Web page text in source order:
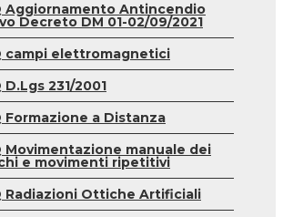
Aggiornamento Antincendio
Decreto DM 01-02/09/2021
campi elettromagnetici
D.Lgs 231/2001
Formazione a Distanza
Movimentazione manuale dei
e movimenti ripetitivi
Radiazioni Ottiche Artificiali